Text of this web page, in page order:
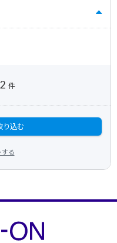
2 件
り込む
る